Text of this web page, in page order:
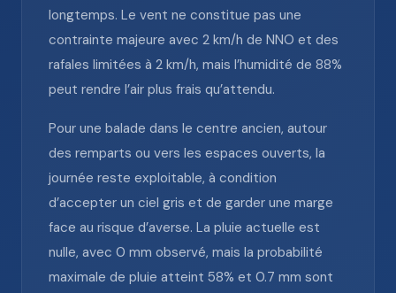
longtemps. Le vent ne constitue pas une
contrainte majeure avec 2 km/h de NNO et des
rafales limitées à 2 km/h, mais l’humidité de 88%
peut rendre l’air plus frais qu’attendu.
Pour une balade dans le centre ancien, autour
des remparts ou vers les espaces ouverts, la
journée reste exploitable, à condition
d’accepter un ciel gris et de garder une marge
face au risque d’averse. La pluie actuelle est
nulle, avec 0 mm observé, mais la probabilité
maximale de pluie atteint 58% et 0.7 mm sont